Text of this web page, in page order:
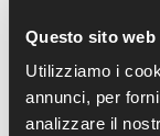
Questo sito
Utilizziamo i
annunci, per
analizzare il
Scritto il07
paziente